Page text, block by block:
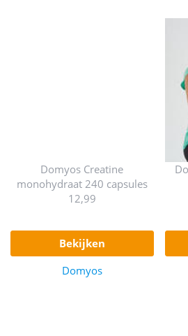
Domyos Creatine
monohydraat 240 capsules
12,99
bekijken
Domyos